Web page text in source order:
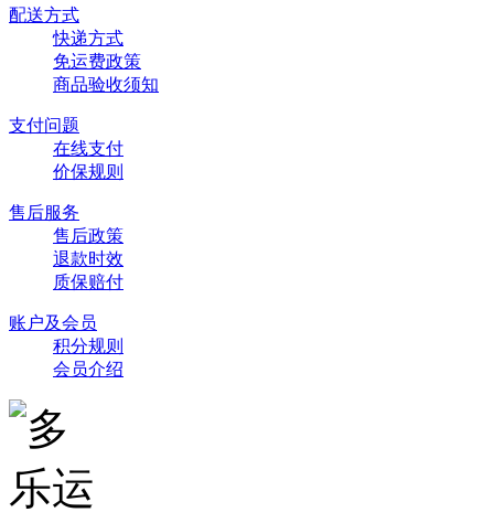
配送方式
快递方式
免运费政策
商品验收须知
支付问题
在线支付
价保规则
售后服务
售后政策
退款时效
质保赔付
账户及会员
积分规则
会员介绍